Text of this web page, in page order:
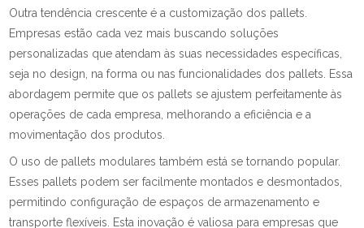
Outra tendência crescente é a customização dos pallets.
Empresas estão cada vez mais buscando soluções
personalizadas que atendam às suas necessidades específicas,
seja no design, na forma ou nas funcionalidades dos pallets. Essa
abordagem permite que os pallets se ajustem perfeitamente às
operações de cada empresa, melhorando a eficiência e a
movimentação dos produtos.
O uso de pallets modulares também está se tornando popular.
Esses pallets podem ser facilmente montados e desmontados,
permitindo configuração de espaços de armazenamento e
transporte flexíveis. Esta inovação é valiosa para empresas que